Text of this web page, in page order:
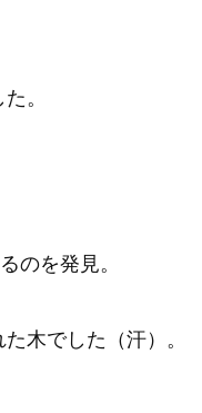
。
のを発見。
木でした（汗）。